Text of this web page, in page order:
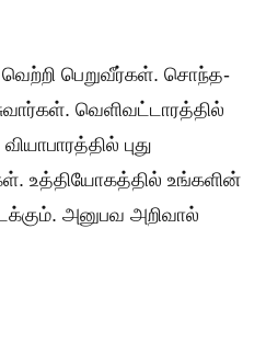
பெறுவீர்கள். சொந்த-
வெளிவட்டாரத்தில்
புது
உத்தியோகத்தில் உங்களின்
அனுபவ அறிவால்